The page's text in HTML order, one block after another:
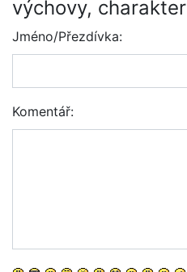
výchovy, charakter
Jméno/Přezdívka:
Komentář: